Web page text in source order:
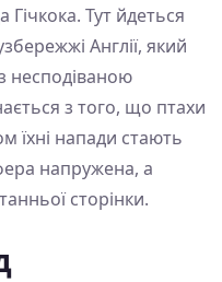
Тут йдеться
Англії, який
несподіваною
з того, що птахи
їхні напади стають
напружена, а
сторінки.